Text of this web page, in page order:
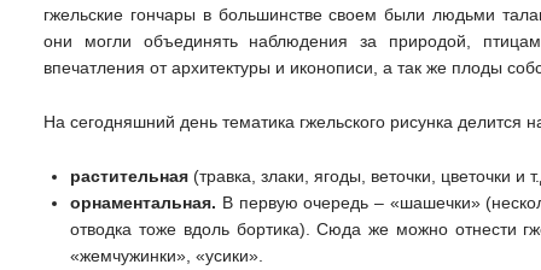
гжельские гончары в большинстве своем были людьми
они могли объединять наблюдения за природой,
впечатления от архитектуры и иконописи, а так же плоды
На сегодняшний день тематика гжельского рисунка делится
растительная (травка, злаки, ягоды, веточки, цветочки и
орнаментальная. В первую очередь – «шашечки»
отводка тоже вдоль бортика). Сюда же можно отнести
«жемчужинки», «усики».